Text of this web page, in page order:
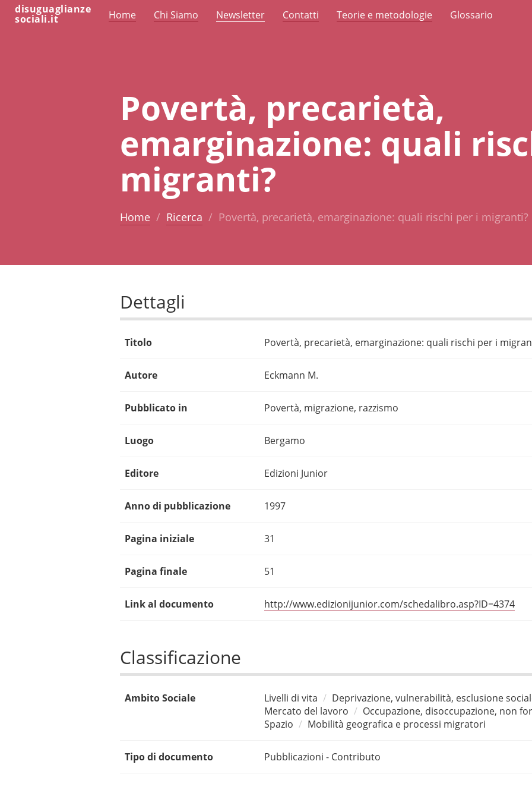
disuguaglianze
sociali.it Home Chi Siamo Newsletter Contatti Teorie e metodologie Glossario
Povertà, precarietà,
emarginazione: quali
migranti?
Home Ricerca Povertà, precarietà, emarginazione: quali rischi per i migranti?
Dettagli
Titolo Povertà, precarietà, emarginazione: quali rischi per i
Autore Eckmann M.
Pubblicato in Povertà, migrazione, razzismo
Luogo Bergamo
Editore Edizioni Junior
Anno di pubblicazione 1997
Pagina iniziale 31
Pagina finale 51
Link al documento http://www.edizionijunior.com/schedalibro.asp?ID=4374
Classificazione
Ambito Sociale Livelli di vita
Deprivazione, vulnerabilità, esclusione
Mercato del lavoro
Occupazione, disoccupazione, non
Spazio
Mobilità geografica e processi migratori
Tipo di documento Pubblicazioni - Contributo